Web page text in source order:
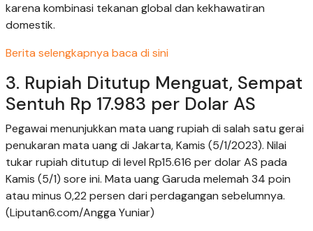
karena kombinasi tekanan global dan kekhawatiran
domestik.
Berita selengkapnya baca di sini
3. Rupiah Ditutup Menguat, Sempat
Sentuh Rp 17.983 per Dolar AS
Pegawai menunjukkan mata uang rupiah di salah satu gerai
penukaran mata uang di Jakarta, Kamis (5/1/2023). Nilai
tukar rupiah ditutup di level Rp15.616 per dolar AS pada
Kamis (5/1) sore ini. Mata uang Garuda melemah 34 poin
atau minus 0,22 persen dari perdagangan sebelumnya.
(Liputan6.com/Angga Yuniar)